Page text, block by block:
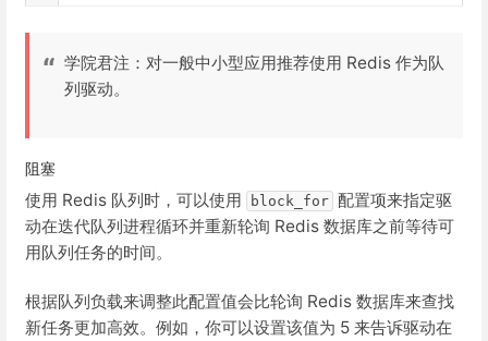
学院君注：对一般中小型应用推荐使用 Redis 作为队
列驱动。
阻塞
使用 Redis 队列时，可以使用 block_for 配置项来指定驱
动在迭代队列进程循环并重新轮询 Redis 数据库之前等待可
用队列任务的时间。
根据队列负载来调整此配置值会比轮询 Redis 数据库来查找
新任务更加高效。例如，你可以设置该值为 5 来告诉驱动在